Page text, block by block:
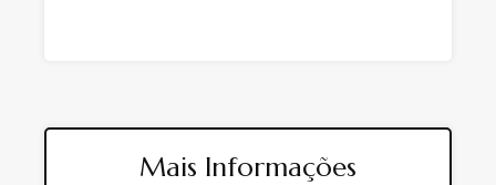
Mais Informações